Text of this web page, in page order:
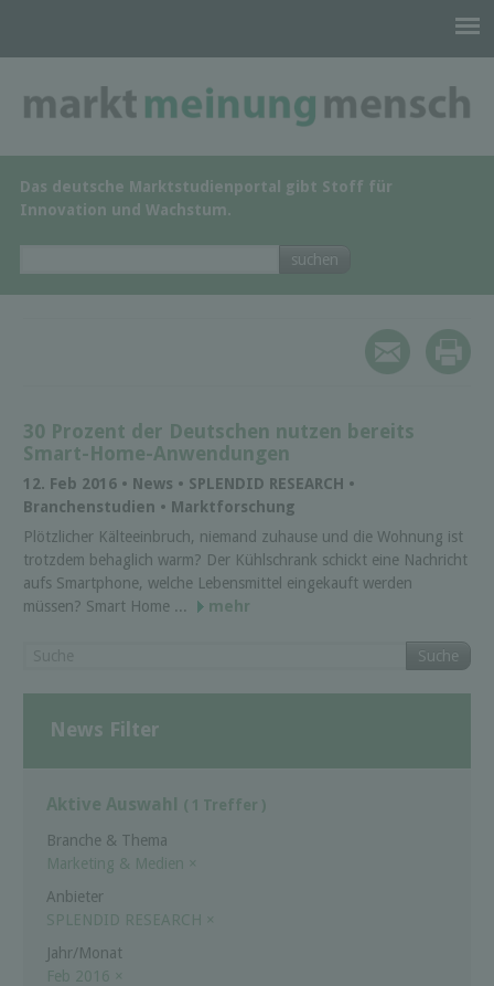
Das deutsche Marktstudienportal gibt Stoff für
Innovation und Wachstum.
30 Prozent der Deutschen nutzen bereits
Smart-Home-Anwendungen
12. Feb 2016 • News • SPLENDID RESEARCH •
Branchenstudien • Marktforschung
Plötzlicher Kälteeinbruch, niemand zuhause und die Wohnung ist
trotzdem behaglich warm? Der Kühlschrank schickt eine Nachricht
aufs Smartphone, welche Lebensmittel eingekauft werden
müssen? Smart Home ...
mehr
Suche
News Filter
Aktive Auswahl ( 1 Treffer )
Branche & Thema
Marketing & Medien ×
Anbieter
SPLENDID RESEARCH ×
Jahr/Monat
Feb 2016 ×